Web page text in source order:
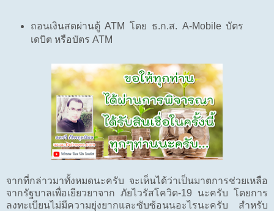
ถอนเงินสดผ่านตู้ ATM โดย ธ.ก.ส. A-Mobile บัตร
เดบิต หรือบัตร ATM
จากที่กล่าวมาทั้งหมดนะครับ จะเห็นได้ว่าเป็นมาตการช่วยเหลือ
จากรัฐบาลเพื่อเยียวยาจาก ภัยไวรัสโควิด-19 นะครับ โดยการ
ลงทะเบียนไม่มีความยุ่งยากและซับซ้อนนอะไรนะครับ สำหรับ